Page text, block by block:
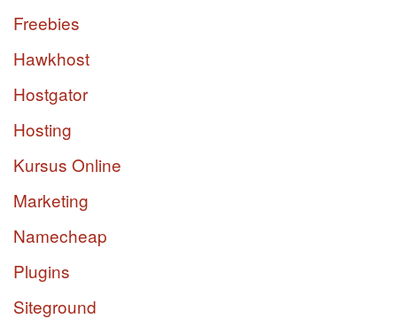
Freebies
Hawkhost
Hostgator
Hosting
Kursus Online
Marketing
Namecheap
Plugins
Siteground